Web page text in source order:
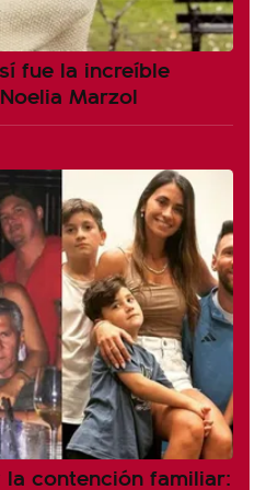
fue la increíble
Marzol
contención familiar: